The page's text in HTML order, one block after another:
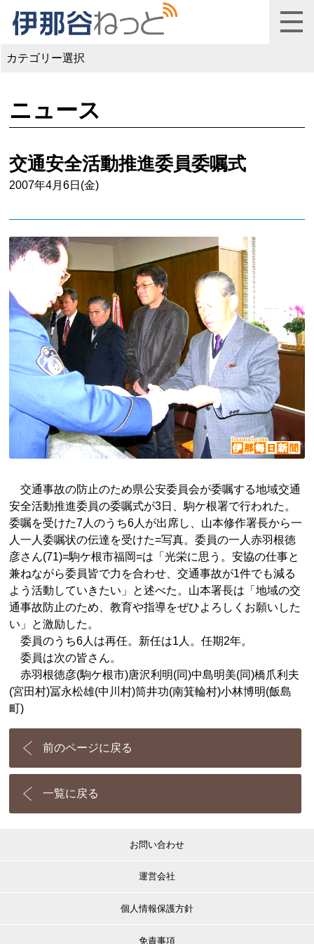
カテゴリー選択
ニュース
交通安全活動推進委員委嘱式
2007年4月6日(金)
交通事故の防止のため県公安委員会が委嘱する地域交通
安全活動推進委員の委嘱式が3日、駒ケ根署で行われた。
委嘱を受けた7人のうち6人が出席し、山本修作署長から一
人一人委嘱状の伝達を受けた=写真。委員の一人赤羽根徳
彦さん(71)=駒ケ根市福岡=は「光栄に思う。安協の仕事と
兼ねながら委員皆で力を合わせ、交通事故が1件でも減る
よう活動していきたい」と述べた。山本署長は「地域の交
通事故防止のため、教育や指導をぜひよろしくお願いした
い」と激励した。
委員のうち6人は再任。新任は1人。任期2年。
委員は次の皆さん。
赤羽根徳彦(駒ケ根市)唐沢利明(同)中島明美(同)橋爪利夫
(宮田村)冨永松雄(中川村)筒井功(南箕輪村)小林博明(飯島
町)
前のページに戻る
一覧に戻る
お問い合わせ
運営会社
個人情報保護方針
免責事項